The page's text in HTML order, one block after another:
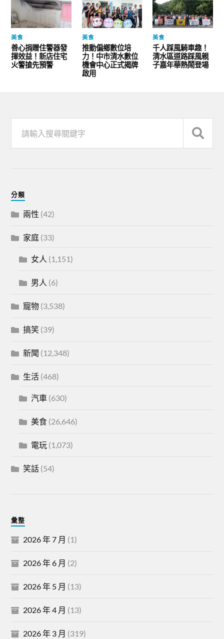
美食
善心捐贈住警器發
揮效益！新店住宅
火警搶先預警
美食
推動偏鄉數位培
力！中市清水數位
機會中心正式揭牌
啟用
美食
千人踩風騎車趣！
清水區道路踩風親
子嘉年華熱鬧登場
分類
兩性 (42)
家庭 (33)
女人 (1,151)
男人 (6)
寵物 (3,538)
搞笑 (39)
新聞 (12,348)
生活 (468)
汽車 (630)
美食 (26,646)
電玩 (1,073)
笑話 (54)
彙整
2026 年 7 月 (1)
2026 年 6 月 (2)
2026 年 5 月 (13)
2026 年 4 月 (13)
2026 年 3 月 (319)